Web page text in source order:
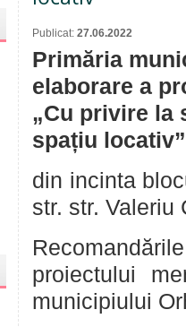
Publicat: 27.06.2022
Primăria
elaborare a
„Cu privire la
spațiu
din incinta
str. str. Valeriu
proiectului
municipiului